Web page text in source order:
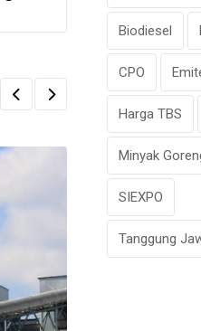
Biodiesel
CPO
Harga TBS
Minyak
SIEXPO
Tanggung